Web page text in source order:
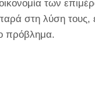
των
στη λύση τους,
πρόβλημα.